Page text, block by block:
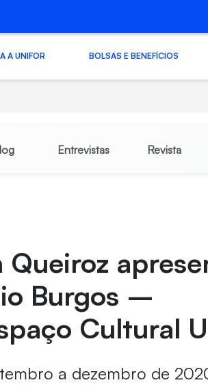
A UNIFOR BOLSAS E BENEFÍCIOS
Entrevistas Revista
Queiroz
Burgos –
Cultural
a dezembro de